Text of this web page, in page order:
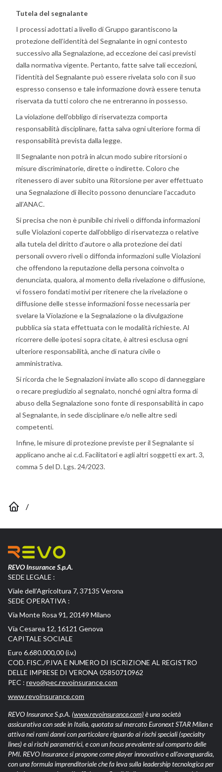
Tutela del segnalante
I processi adottati a livello di Gruppo garantiscono la
protezione dell’identità del Segnalante in ogni contesto
successivo alla Segnalazione, ad eccezione dei casi previsti
dalla normativa vigente. Pertanto, fatte salve tali eccezioni,
l’identità del Segnalante può essere rivelata solo con il suo
espresso consenso e tale informazione dovrà essere tenuta
riservata da tutti coloro che ne entreranno in possesso.
La violazione dell’obbligo di riservatezza comporta
responsabilità disciplinare, fatta salva ogni ulteriore forma di
responsabilità prevista dalla legge.
Il Segnalante non potrà in alcun modo subire ritorsioni o
misure discriminatorie, dirette o indirette. Coloro che
ritenessero di aver subito una Ritorsione per aver effettuato
una Segnalazione di illecito possono denunciare l’accaduto
all’ANAC.
Si precisa che non è punibile chi riveli o diffonda informazioni
sulle Violazioni coperte dall’obbligo di riservatezza o relative
alla tutela del diritto d’autore o alla protezione dei dati
personali ovvero riveli o diffonda informazioni sulle Violazioni
che offendono la reputazione della persona coinvolta o
denunciata, qualora, al momento della rivelazione o diffusione,
vi fossero fondati motivi per ritenere che la rivelazione o
diffusione delle stesse informazioni fosse necessaria per
svelare la Violazione e la Segnalazione o la divulgazione
pubblica sia stata effettuata con le modalità richieste. Al
ricorrere delle ipotesi sopra citate, è altresì esclusa ogni
ulteriore responsabilità, anche di natura civile o
amministrativa.
Si ricorda che le Segnalazioni inviate allo scopo di danneggiare
o recare pregiudizio al segnalato, nonché ogni altra forma di
abuso della Segnalazione sono fonte di responsabilità in capo
al Segnalante, in sede disciplinare e/o nelle altre sedi
competenti.
Infine, le misure di protezione previste per il Segnalante si
applicano anche ai c.d. Facilitatori e agli altri soggetti ex art. 3,
comma 5 del D. Lgs. 24/2023.
/
REVO Insurance S.p.A.
SEDE LEGALE :
Viale dell’Agricoltura 7, 37135 Verona
SEDE OPERATIVA :
Via Monte Rosa 91, 20149 Milano
Via Cesarea 12, 16121 Genova
CAPITALE SOCIALE
Euro 6.680.000,00 (i.v.)
COD. FISC./P.IVA E NUMERO DI ISCRIZIONE AL REGISTRO
DELLE IMPRESE DI VERONA 05850710962
PEC : revo@pec.revoinsurance.com
www.revoinsurance.com
REVO Insurance S.p.A. (www.revoinsurance.com)è una società
assicurativa con sede in Italia, quotata sul mercato Euronext STAR Milan e
attiva nei rami danni con particolare riguardo ai rischi speciali (specialty
lines) e ai rischi parametrici, e con un focus prevalente sul comparto delle
PMI. REVO Insurance si propone come player innovativo e all’avanguardia,
con una formula imprenditoriale che fa leva sulla leadership tecnologica per